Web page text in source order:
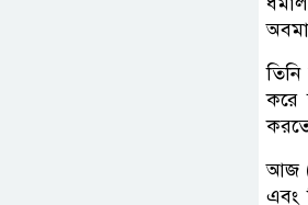
করে
আজ
এবং